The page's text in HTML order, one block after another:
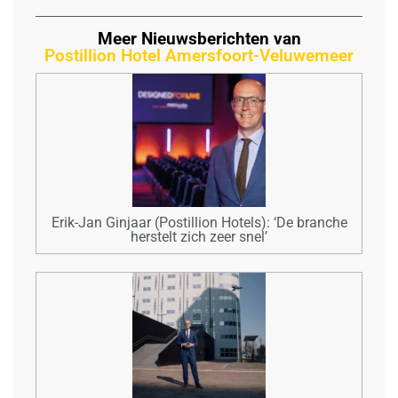
Meer Nieuwsberichten van
Postillion Hotel Amersfoort-Veluwemeer
Erik-Jan Ginjaar (Postillion Hotels): ‘De branche
herstelt zich zeer snel’